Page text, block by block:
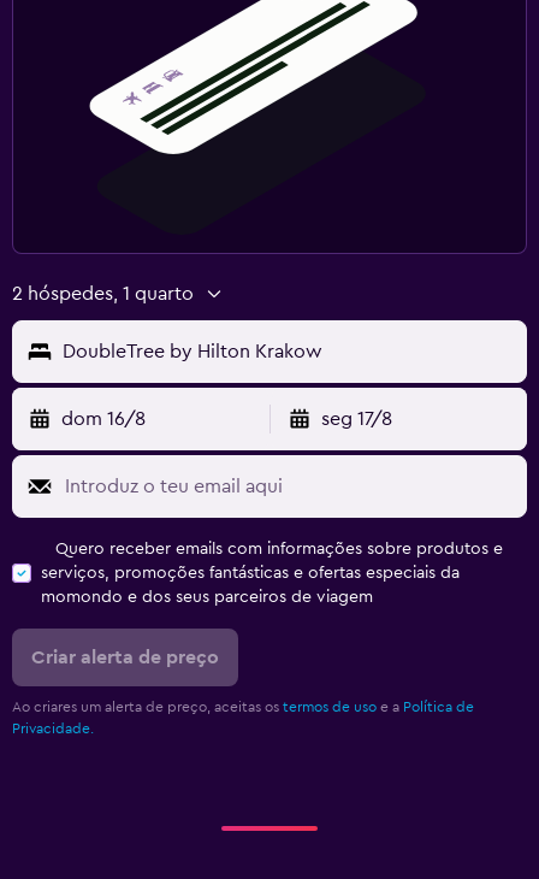
2 hóspedes, 1 quarto
DoubleTree by Hilton Krakow
dom 16/8 seg 17/8
Quero receber emails com informações sobre produtos e
serviços, promoções fantásticas e ofertas especiais da
momondo e dos seus parceiros de viagem
Criar alerta de preço
Ao criares um alerta de preço, aceitas os termos de uso e a Política de
Privacidade.